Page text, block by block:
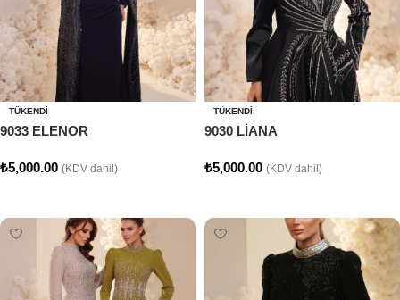
TÜKENDI
9033 ELENOR
₺5,000.00 (KDV dahil)
TÜKENDI
9030 LİANA
₺5,000.00 (KDV dahil)